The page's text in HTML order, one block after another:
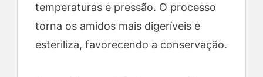
temperaturas e pressão. O processo
torna os amidos mais digeríveis e
esteriliza, favorecendo a conservação.